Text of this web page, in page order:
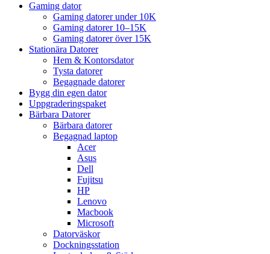
Gaming dator
Gaming datorer under 10K
Gaming datorer 10–15K
Gaming datorer över 15K
Stationära Datorer
Hem & Kontorsdator
Tysta datorer
Begagnade datorer
Bygg din egen dator
Uppgraderingspaket
Bärbara Datorer
Bärbara datorer
Begagnad laptop
Acer
Asus
Dell
Fujitsu
HP
Lenovo
Macbook
Microsoft
Datorväskor
Dockningsstation